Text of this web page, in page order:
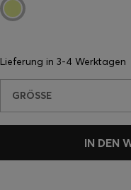
Lieferung in 3-4 Werktagen
GRÖSSE
IN DEN